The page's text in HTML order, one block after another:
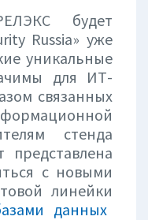
будет
Russia» уже
уникальные
для ИТ-
связанных
стенда
с новыми
линейки
данных